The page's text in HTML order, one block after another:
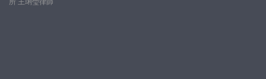
所 王琍瑩律師